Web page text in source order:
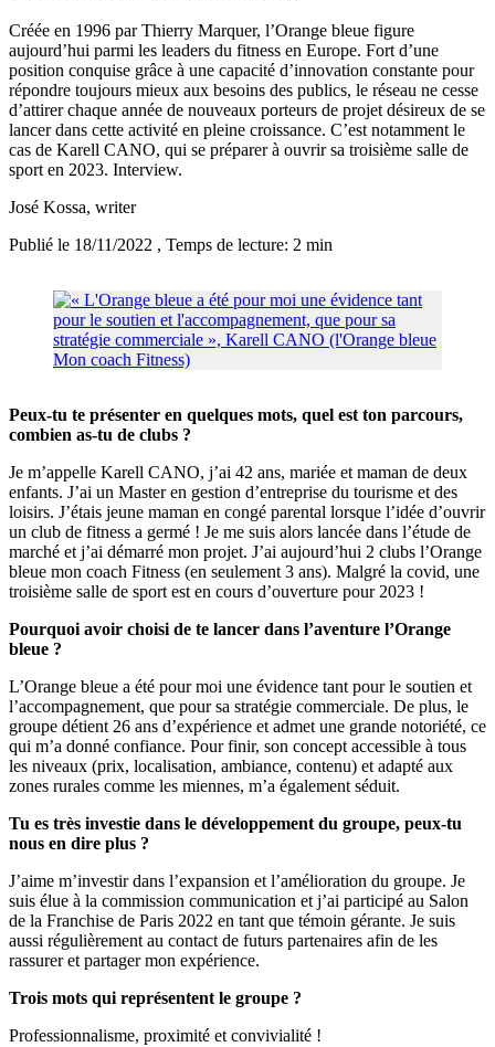
Créée en 1996 par Thierry Marquer, l’Orange bleue figure
aujourd’hui parmi les leaders du fitness en Europe. Fort d’une
position conquise grâce à une capacité d’innovation constante pour
répondre toujours mieux aux besoins des publics, le réseau ne cesse
d’attirer chaque année de nouveaux porteurs de projet désireux de se
lancer dans cette activité en pleine croissance. C’est notamment le
cas de Karell CANO, qui se préparer à ouvrir sa troisième salle de
sport en 2023. Interview.
José Kossa, writer
Publié le 18/11/2022 , Temps de lecture: 2 min
Peux-tu te présenter en quelques mots, quel est ton parcours,
combien as-tu de clubs ?
Je m’appelle Karell CANO, j’ai 42 ans, mariée et maman de deux
enfants. J’ai un Master en gestion d’entreprise du tourisme et des
loisirs. J’étais jeune maman en congé parental lorsque l’idée d’ouvrir
un club de fitness a germé ! Je me suis alors lancée dans l’étude de
marché et j’ai démarré mon projet. J’ai aujourd’hui 2 clubs l’Orange
bleue mon coach Fitness (en seulement 3 ans). Malgré la covid, une
troisième salle de sport est en cours d’ouverture pour 2023 !
Pourquoi avoir choisi de te lancer dans l’aventure l’Orange
bleue ?
L’Orange bleue a été pour moi une évidence tant pour le soutien et
l’accompagnement, que pour sa stratégie commerciale. De plus, le
groupe détient 26 ans d’expérience et admet une grande notoriété, ce
qui m’a donné confiance. Pour finir, son concept accessible à tous
les niveaux (prix, localisation, ambiance, contenu) et adapté aux
zones rurales comme les miennes, m’a également séduit.
Tu es très investie dans le développement du groupe, peux-tu
nous en dire plus ?
J’aime m’investir dans l’expansion et l’amélioration du groupe. Je
suis élue à la commission communication et j’ai participé au Salon
de la Franchise de Paris 2022 en tant que témoin gérante. Je suis
aussi régulièrement au contact de futurs partenaires afin de les
rassurer et partager mon expérience.
Trois mots qui représentent le groupe ?
Professionnalisme, proximité et convivialité !